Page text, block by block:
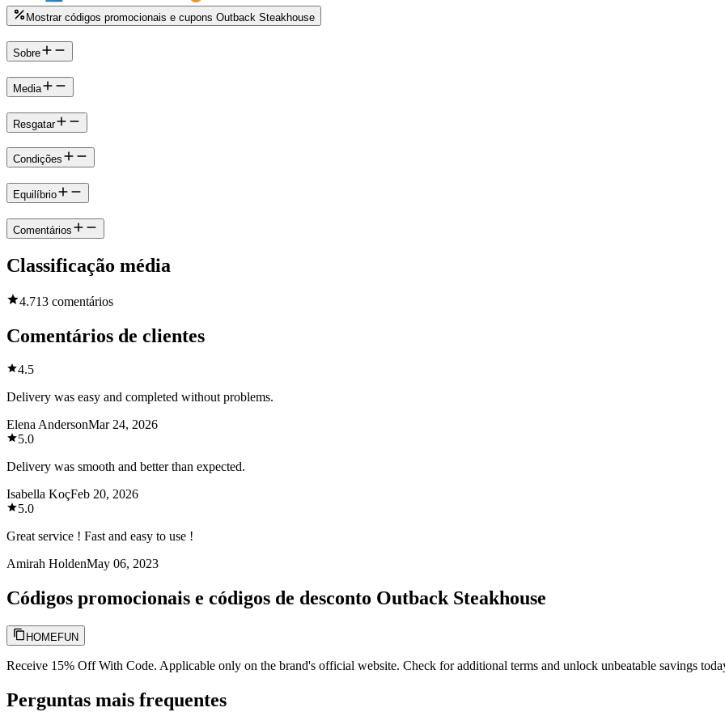
Mostrar códigos promocionais e cupons Outback Steakhouse
Sobre
Media
Resgatar
Condições
Equilíbrio
Comentários
Classificação média
4.713 comentários
Comentários de clientes
4.5
Delivery was easy and completed without problems.
Elena AndersonMar 24, 2026
5.0
Delivery was smooth and better than expected.
Isabella KoçFeb 20, 2026
5.0
Great service ! Fast and easy to use !
Amirah HoldenMay 06, 2023
Códigos promocionais e códigos de desconto Outback Steakhouse
HOMEFUN
Receive 15% Off With Code. Applicable only on the brand's official website. Check for additional terms and unlock unbeatable savings
Perguntas mais frequentes